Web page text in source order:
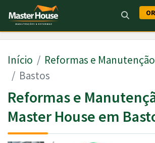
Início Reformas e Manutenção
Bastos
Reformas e
Master House em